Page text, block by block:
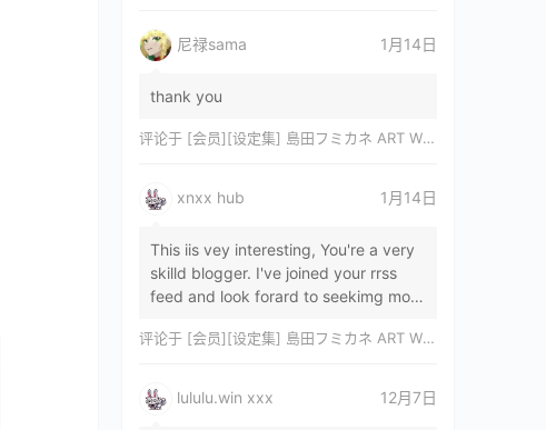
尼禄sama 1月14日
thank you
评论于 [会员][设定集] 島田フミカネ ART WORKS EXTRA Luminous Witches[DL]
xnxx hub 1月14日
This iis vey interesting, You're a very
skilld blogger. I've joined your rrss
feed and look forard to seekimg mor
评论于 [会员][设定集] 島田フミカネ ART WORKS EXTRA Luminous Witches[DL]
lululu.win xxx 12月7日